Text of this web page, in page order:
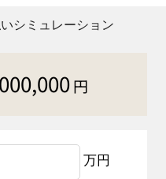
シミュレーション
円
万円